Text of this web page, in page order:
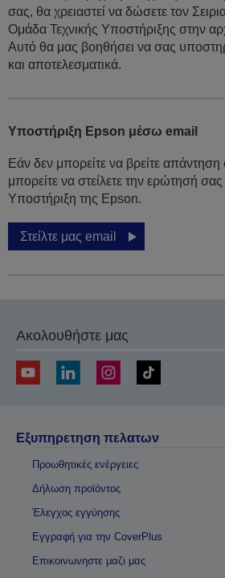
σας, θα χρειαστεί να δώσετε τον
Ομάδα Τεχνικής Υποστήριξης στην
Αυτό θα μας βοηθήσει να σας
και αποτελεσματικά.
Υποστήριξη Epson μέσω email
Εάν δεν μπορείτε να βρείτε
μπορείτε να στείλετε την ερώτησή
Υποστήριξη της Epson.
Στείλτε μας email
Ακολουθήστε μας
Εξυπηρετηση πελατων
Προωθητικές ενέργειες
Δήλωση προϊόντος
Έλεγχος εγγύησης
Εγγραφή για την CoverPlus
Επικοινωνηστε μαζι μας